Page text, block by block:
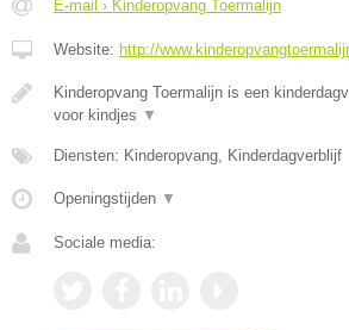
E-mail › Kinderopvang Toermalijn
Website: http://
Kinderopvang Toermalijn is een
voor kindjes ▼
Diensten: Kinderopvang, Kinderdagverblijf
Openingstijden ▼
Sociale media: